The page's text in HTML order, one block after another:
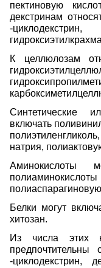
пектиновую
декстринам
-
К целлюлозам
Синтетические
включать
натрия,
Аминокислоты
Белки могут
хитозан.
Из числа этих
предпочтительны
-циклодекстрин,